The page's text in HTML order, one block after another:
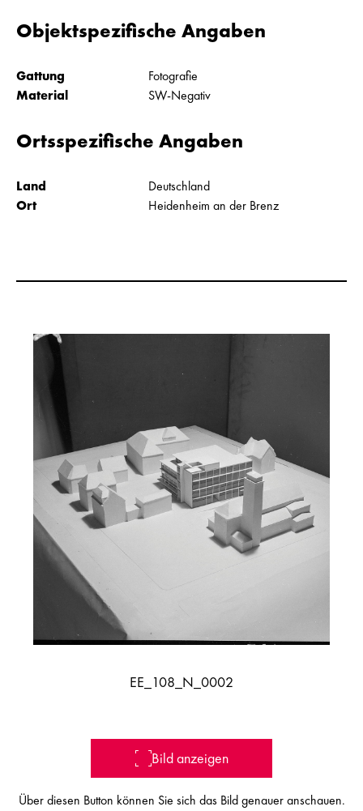
Objektspezifische Angaben
Gattung
Fotografie
Material
SW-Negativ
Ortsspezifische Angaben
Land
Deutschland
Ort
Heidenheim an der Brenz
EE_108_N_0002
Bild anzeigen
Über diesen Button können Sie sich das Bild genauer anschauen.